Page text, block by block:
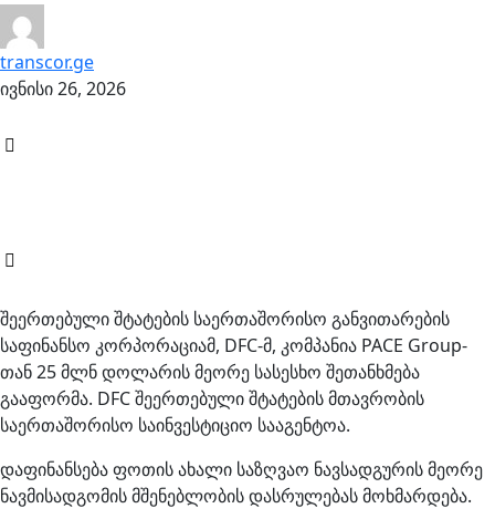
transcor.ge
ივნისი 26, 2026
შეერთებული შტატების საერთაშორისო განვითარების
საფინანსო კორპორაციამ, DFC-მ, კომპანია PACE Group-
თან 25 მლნ დოლარის მეორე სასესხო შეთანხმება
გააფორმა. DFC შეერთებული შტატების მთავრობის
საერთაშორისო საინვესტიციო სააგენტოა.
დაფინანსება ფოთის ახალი საზღვაო ნავსადგურის მეორე
ნავმისადგომის მშენებლობის დასრულებას მოხმარდება.